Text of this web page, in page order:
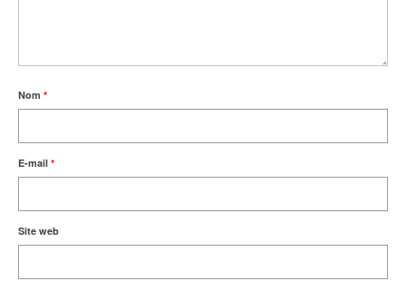
Nom *
E-mail *
Site web